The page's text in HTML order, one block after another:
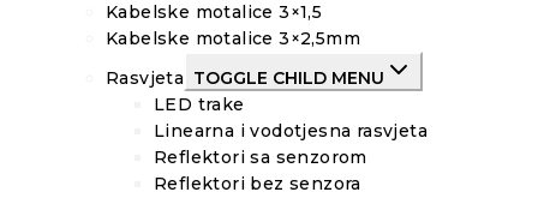
Kabelske motalice 3×1,5
Kabelske motalice 3×2,5mm
Rasvjeta TOGGLE CHILD MENU
LED trake
Linearna i vodotjesna rasvjeta
Reflektori sa senzorom
Reflektori bez senzora